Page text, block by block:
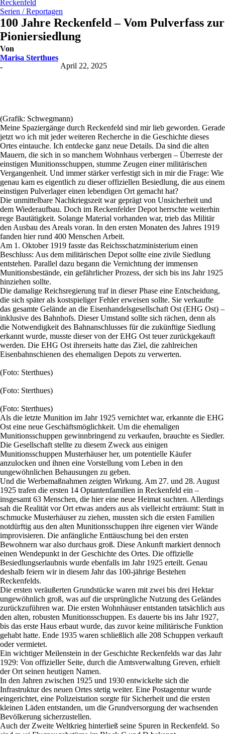
Reckenfeld
Serien / Reportagen
100 Jahre Reckenfeld – Vom Pulverfass zur
Pioniersiedlung
Von
Marisa Sterthues
-
April 22, 2025
(Grafik: Schwegmann)
Meine Spaziergänge durch Reckenfeld sind mir lieb geworden. Gerade
jetzt wo ich mit jeder weiteren Recherche in die Geschichte dieses
Ortes eintauche. Ich entdecke ganz neue Details. Da sind die alten
Mauern, die sich in so manchem Wohnhaus verbergen – Überreste der
einstigen Munitionsschuppen, stumme Zeugen einer militärischen
Vergangenheit. Und immer stärker verfestigt sich in mir die Frage: Wie
genau kam es eigentlich zu dieser offiziellen Besiedlung, die aus einem
einstigen Pulverlager einen lebendigen Ort gemacht hat?
Die unmittelbare Nachkriegszeit war geprägt von Unsicherheit und
dem Wiederaufbau. Doch im Reckenfelder Depot herrschte weiterhin
rege Bautätigkeit. Solange Material vorhanden war, trieb das Militär
den Ausbau des Areals voran. In den ersten Monaten des Jahres 1919
fanden hier rund 400 Menschen Arbeit.
Am 1. Oktober 1919 fasste das Reichsschatzministerium einen
Beschluss: Aus dem militärischen Depot sollte eine zivile Siedlung
entstehen. Parallel dazu begann die Vernichtung der immensen
Munitionsbestände, ein gefährlicher Prozess, der sich bis ins Jahr 1925
hinziehen sollte.
Die damalige Reichsregierung traf in dieser Phase eine Entscheidung,
die sich später als kostspieliger Fehler erweisen sollte. Sie verkaufte
das gesamte Gelände an die Eisenhandelsgesellschaft Ost (EHG Ost) –
inklusive des Bahnhofs. Dieser Umstand sollte sich rächen, denn als
die Notwendigkeit des Bahnanschlusses für die zukünftige Siedlung
erkannt wurde, musste dieser von der EHG Ost teuer zurückgekauft
werden. Die EHG Ost ihrerseits hatte das Ziel, die zahlreichen
Eisenbahnschienen des ehemaligen Depots zu verwerten.
(Foto: Sterthues)
(Foto: Sterthues)
(Foto: Sterthues)
Als die letzte Munition im Jahr 1925 vernichtet war, erkannte die EHG
Ost eine neue Geschäftsmöglichkeit. Um die ehemaligen
Munitionsschuppen gewinnbringend zu verkaufen, brauchte es Siedler.
Die Gesellschaft stellte zu diesem Zweck aus einigen
Munitionsschuppen Musterhäuser her, um potentielle Käufer
anzulocken und ihnen eine Vorstellung vom Leben in den
ungewöhnlichen Behausungen zu geben.
Und die Werbemaßnahmen zeigten Wirkung. Am 27. und 28. August
1925 trafen die ersten 14 Optantenfamilien in Reckenfeld ein –
insgesamt 63 Menschen, die hier eine neue Heimat suchten. Allerdings
sah die Realität vor Ort etwas anders aus als vielleicht erträumt: Statt in
schmucke Musterhäuser zu ziehen, mussten sich die ersten Familien
notdürftig aus den alten Munitionsschuppen ihre eigenen vier Wände
improvisieren. Die anfängliche Enttäuschung bei den ersten
Bewohnern war also durchaus groß. Diese Ankunft markiert dennoch
einen Wendepunkt in der Geschichte des Ortes. Die offizielle
Besiedlungserlaubnis wurde ebenfalls im Jahr 1925 erteilt. Genau
deshalb feiern wir in diesem Jahr das 100-jährige Bestehen
Reckenfelds.
Die ersten veräußerten Grundstücke waren mit zwei bis drei Hektar
ungewöhnlich groß, was auf die ursprüngliche Nutzung des Geländes
zurückzuführen war. Die ersten Wohnhäuser entstanden tatsächlich aus
den alten, robusten Munitionsschuppen. Es dauerte bis ins Jahr 1927,
bis das erste Haus erbaut wurde, das zuvor keine militärische Funktion
gehabt hatte. Ende 1935 waren schließlich alle 208 Schuppen verkauft
oder vermietet.
Ein wichtiger Meilenstein in der Geschichte Reckenfelds war das Jahr
1929: Von offizieller Seite, durch die Amtsverwaltung Greven, erhielt
der Ort seinen heutigen Namen.
In den Jahren zwischen 1925 und 1930 entwickelte sich die
Infrastruktur des neuen Ortes stetig weiter. Eine Postagentur wurde
eingerichtet, eine Polizeistation sorgte für Sicherheit und die ersten
kleinen Läden entstanden, um die Grundversorgung der wachsenden
Bevölkerung sicherzustellen.
Auch der Zweite Weltkrieg hinterließ seine Spuren in Reckenfeld. So